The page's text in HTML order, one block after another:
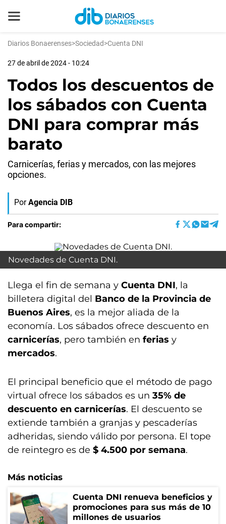
Diarios Bonaerenses>Sociedad>Cuenta DNI
27 de abril de 2024 - 10:24
Todos los descuentos de
los sábados con Cuenta
DNI para comprar más
barato
Carnicerías, ferias y mercados, con las mejores
opciones.
Por Agencia DIB
Para compartir:
Novedades de Cuenta DNI.
Llega el fin de semana y Cuenta DNI, la
billetera digital del Banco de la Provincia de
Buenos Aires, es la mejor aliada de la
economía. Los sábados ofrece descuento en
carnicerías, pero también en ferias y
mercados.
El principal beneficio que el método de pago
virtual ofrece los sábados es un 35% de
descuento en carnicerías. El descuento se
extiende también a granjas y pescaderías
adheridas, siendo válido por persona. El tope
de reintegro es de $ 4.500 por semana.
Más noticias
Cuenta DNI renueva beneficios y
promociones para sus más de 10
millones de usuarios